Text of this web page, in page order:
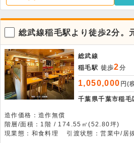
総武線稲毛駅より徒歩2分。
面店舗です。
総武線
稲毛駅 徒歩2分
1,050,000 円(
千葉県千葉市稲毛
造作価格：造作無償
階層/面積：1階 / 174.55㎡(52.80坪)
現業態：和食料理
引渡状態：営業中/居